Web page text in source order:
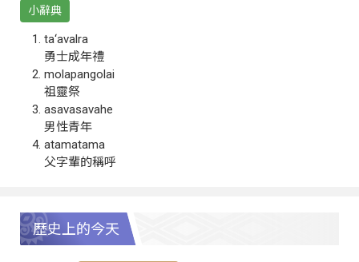
小辭典
ta‘avalra
勇士成年禮
molapangolai
祖靈祭
asavasavahe
男性青年
atamatama
父字輩的稱呼
歷史上的今天